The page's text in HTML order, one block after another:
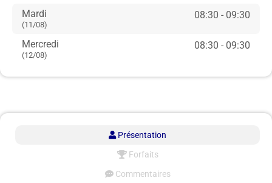
Présentation
Forfaits
Commentaires
Mardi
(11/08)
08:30 - 09:30
Mercredi
(12/08)
08:30 - 09:30